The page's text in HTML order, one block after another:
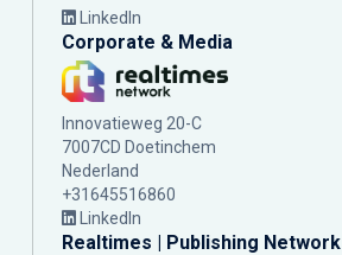
LinkedIn
Corporate & Media
Innovatieweg 20-C
7007CD Doetinchem
Nederland
+31645516860
LinkedIn
Realtimes | Publishing Network